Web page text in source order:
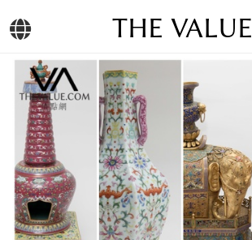
THE VALUE